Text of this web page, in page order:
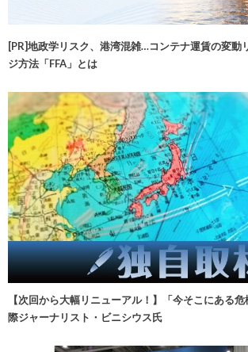
[PR]地政学リスク、港湾混雑…コンテナ運賃の変動
ジ方法「FFA」とは
【次回から大幅リニューアル！】「今そこにある
際ジャーナリスト・ビニシウス氏